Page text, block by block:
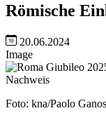
Römische
20.06.2024
Image
Nachweis
Foto: kna/Paolo